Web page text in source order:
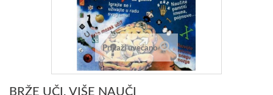
Prikaži uvećano
BRŽE UČI, VIŠE NAUČI